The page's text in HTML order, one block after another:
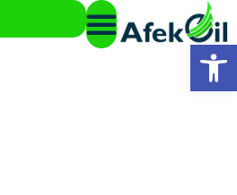
פתח סרגל נגישות